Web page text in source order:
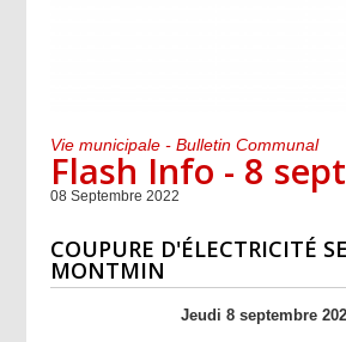
Vie municipale - Bulletin Communal
Flash Info - 8
08 Septembre 2022
COUPURE D'ÉLECTRICITÉ
MONTMIN
Jeudi 8 septembre